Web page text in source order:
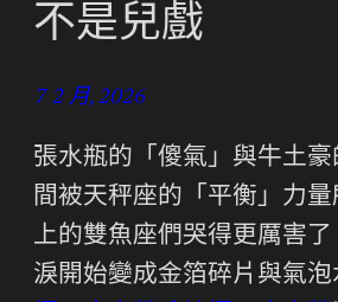
不是兒戲
7 2 月, 2026
張水瓶的「傻氣」與牛土
間被天秤座的「平衡」力
上的雙魚座們哭得更厲害
淚開始變成金箔碎片與氣泡